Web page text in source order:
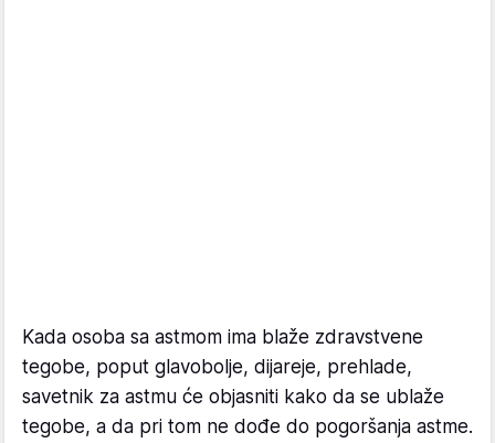
Kada osoba sa astmom ima blaže zdravstvene
tegobe, poput glavobolje, dijareje, prehlade,
savetnik za astmu će objasniti kako da se ublaže
tegobe, a da pri tom ne dođe do pogoršanja astme.